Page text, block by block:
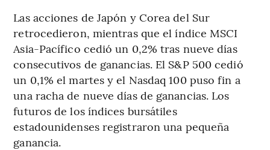
Las acciones de Japón y Corea del Sur
retrocedieron, mientras que el índice MSCI
Asia-Pacífico cedió un 0,2% tras nueve días
consecutivos de ganancias. El S&P 500 cedió
un 0,1% el martes y el Nasdaq 100 puso fin a
una racha de nueve días de ganancias. Los
futuros de los índices bursátiles
estadounidenses registraron una pequeña
ganancia.